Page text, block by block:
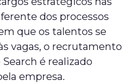
dos processos
que os talentos se
vagas, o recrutamento
é realizado
empresa.